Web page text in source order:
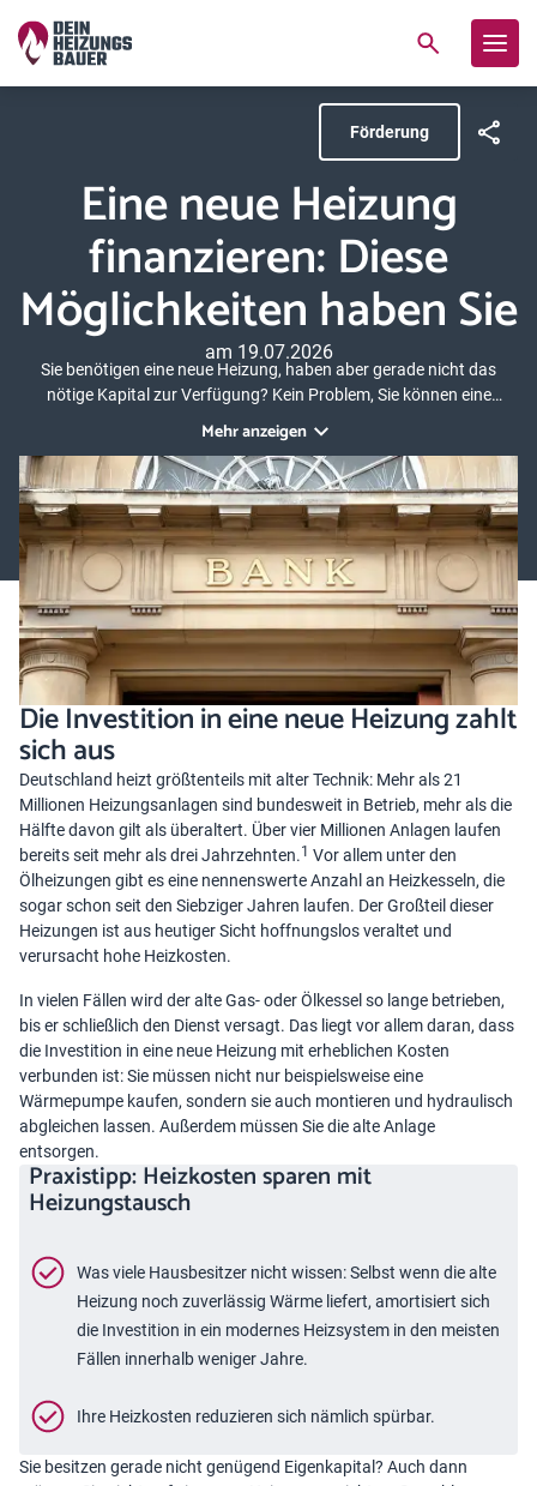
Förderung
Eine neue Heizung
finanzieren: Diese
Möglichkeiten haben Sie
am 19.07.2026
Sie benötigen eine neue Heizung, haben aber gerade nicht das
nötige Kapital zur Verfügung? Kein Problem, Sie können eine
unterschiedlichen Wegen. Erfahren Sie hier mehr über die Vorteile
einer Heizungsfinanzierung und mögliche Finanzierungsmodelle.
Mehr anzeigen
Die Investition in eine neue Heizung zahlt
sich aus
Deutschland heizt größtenteils mit alter Technik: Mehr als 21
Millionen Heizungsanlagen sind bundesweit in Betrieb, mehr als die
Hälfte davon gilt als überaltert. Über vier Millionen Anlagen laufen
bereits seit mehr als drei Jahrzehnten.1 Vor allem unter den
Ölheizungen gibt es eine nennenswerte Anzahl an Heizkesseln, die
sogar schon seit den Siebziger Jahren laufen. Der Großteil dieser
Heizungen ist aus heutiger Sicht hoffnungslos veraltet und
verursacht hohe Heizkosten.
In vielen Fällen wird der alte Gas- oder Ölkessel so lange betrieben,
bis er schließlich den Dienst versagt. Das liegt vor allem daran, dass
die Investition in eine neue Heizung mit erheblichen Kosten
verbunden ist: Sie müssen nicht nur beispielsweise eine
Wärmepumpe kaufen, sondern sie auch montieren und hydraulisch
abgleichen lassen. Außerdem müssen Sie die alte Anlage
entsorgen.
Praxistipp: Heizkosten sparen mit
Heizungstausch
Was viele Hausbesitzer nicht wissen: Selbst wenn die alte
Heizung noch zuverlässig Wärme liefert, amortisiert sich
die Investition in ein modernes Heizsystem in den meisten
Fällen innerhalb weniger Jahre.
Ihre Heizkosten reduzieren sich nämlich spürbar.
Sie besitzen gerade nicht genügend Eigenkapital? Auch dann